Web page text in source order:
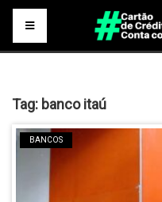
Tag: banco itaú
BANCOS